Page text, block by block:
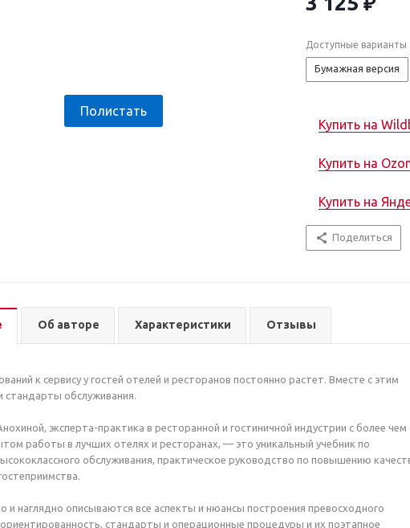
Полистать
Доступные варианты
Бумажная версия
Купить на
Купить на
Купить на
Поделиться
Об авторе Характеристики Отзывы
к сервису у гостей отелей и ресторанов постоянно растет. Вместе с этим
обслуживания.
эксперта-практика в ресторанной и гостиничной индустрии с более чем
работы в лучших отелях и ресторанах, — это уникальный учебник по
обслуживания, практическое руководство по повышению
и наглядно описываются все аспекты и нюансы построения превосходного
стандарты и операционные процедуры и их поэтапное